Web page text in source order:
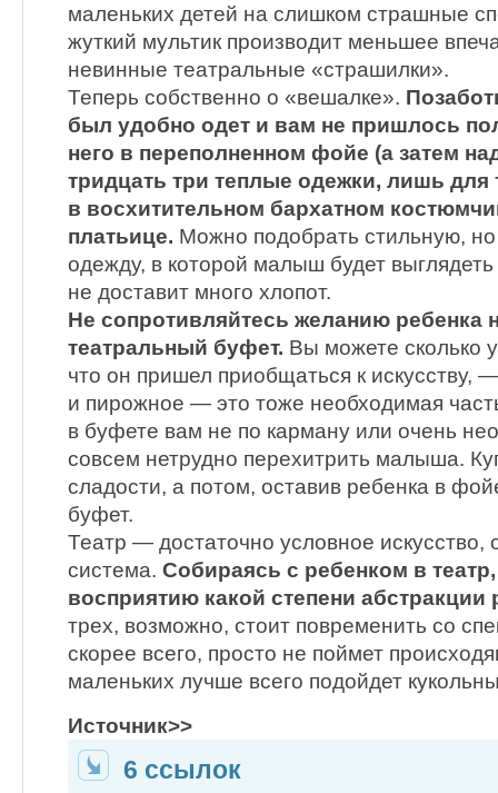
маленьких детей на слишком страшные
жуткий мультик производит меньшее
невинные театральные «страшилки».
Теперь собственно о «вешалке».
был удобно одет и вам не пришлось
него в переполненном фойе (а затем
тридцать три теплые одежки, лишь для
в восхитительном бархатном
платьице. Можно подобрать стильную,
одежду, в которой малыш будет выглядеть
не доставит много хлопот.
Не сопротивляйтесь желанию ребенка
театральный буфет. Вы можете сколько
что он пришел приобщаться к искусству,
и пирожное — это тоже необходимая
в буфете вам не по карману или очень
совсем нетрудно перехитрить малыша.
сладости, а потом, оставив ребенка в
буфет.
Театр — достаточно условное искусство,
система. Собираясь с ребенком в
восприятию какой степени абстракции
трех, возможно, стоит повременить со
скорее всего, просто не поймет
маленьких лучше всего подойдет
Источник>>
6 ссылок